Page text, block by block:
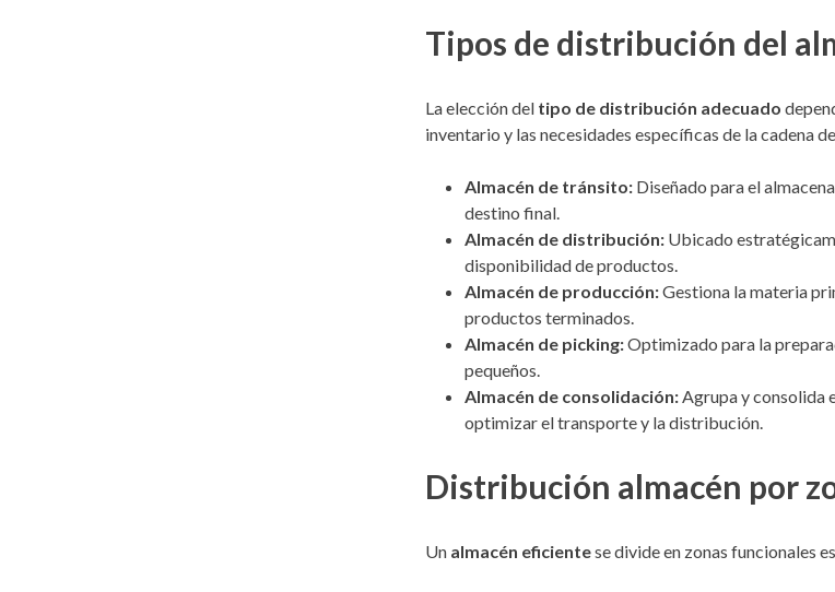
Tipos de distribución del
La elección del tipo de distribución adecuado
inventario y las necesidades específicas de la cadena
Almacén de tránsito:Diseñado para el
destino final.
Almacén de distribución:Ubicado
disponibilidad de productos.
Almacén de producción:Gestiona la materia
productos terminados.
Almacén de picking:Optimizado para la
pequeños.
Almacén de consolidación:Agrupa y consolida
optimizar el transporte y la distribución.
Distribución almacén por
Un almacén eficientese divide en zonas funcionales